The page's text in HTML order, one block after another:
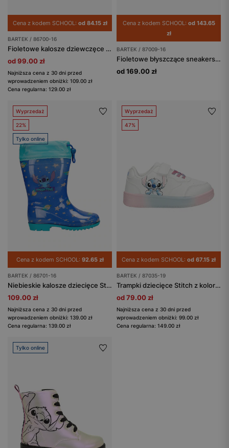
Cena z kodem SCHOOL: od 84.15 zł
BARTEK / 86700-16
Fioletowe kalosze dziewczęce Stitch BARTEK 86700-16
od 99.00 zł
Najniższa cena z 30 dni przed
wprowadzeniem obniżki: 109.00 zł
Cena regularna: 129.00 zł
Cena z kodem SCHOOL: od 143.65
zł
BARTEK / 87009-16
Fioletowe błyszczące sneakersy dziewczęce Stitch BARTEK 87009-16
od 169.00 zł
Wyprzedaż
22%
Tylko online
Cena z kodem SCHOOL: 92.65 zł
BARTEK / 86701-16
Niebieskie kalosze dziecięce Stitch BARTEK 86701-16
109.00 zł
Najniższa cena z 30 dni przed
wprowadzeniem obniżki: 139.00 zł
Cena regularna: 139.00 zł
Wyprzedaż
47%
Cena z kodem SCHOOL: od 67.15 zł
BARTEK / 87035-19
Trampki dziecięce Stitch z kolorową podeszwą BARTEK 87035-19
od 79.00 zł
Najniższa cena z 30 dni przed
wprowadzeniem obniżki: 99.00 zł
Cena regularna: 149.00 zł
Tylko online